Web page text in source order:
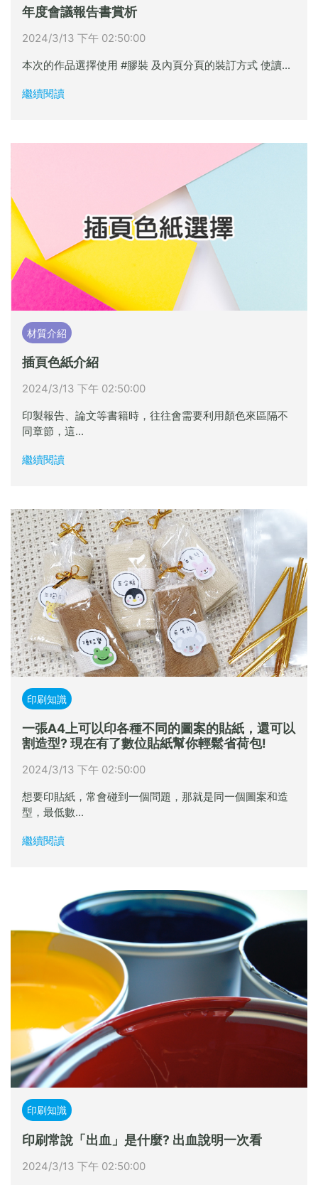
年度會議報告書賞析
2024/3/13 下午 02:50:00
本次的作品選擇使用 #膠裝 及內頁分頁的裝訂方式 使讀...
繼續閱讀
材質介紹
插頁色紙介紹
2024/3/13 下午 02:50:00
印製報告、論文等書籍時，往往會需要利用顏色來區隔不
同章節，這...
繼續閱讀
印刷知識
一張A4上可以印各種不同的圖案的貼紙，還可以
割造型? 現在有了數位貼紙幫你輕鬆省荷包!
2024/3/13 下午 02:50:00
想要印貼紙，常會碰到一個問題，那就是同一個圖案和造
型，最低數...
繼續閱讀
印刷知識
印刷常說「出血」是什麼? 出血說明一次看
2024/3/13 下午 02:50:00